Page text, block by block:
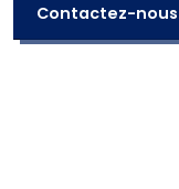
Contactez-nous